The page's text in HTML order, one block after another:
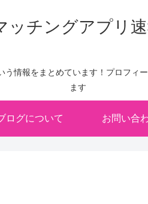
ッチングアプリ
情報をまとめています！プロフ
ます
ログについて お問い合